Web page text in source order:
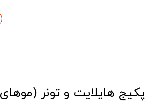
پکیج هایلایت و تونر (موهای